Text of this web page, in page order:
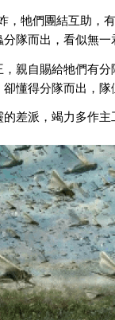
，牠們團結互助，
隊而出，看似無一
親自賜給牠們有
懂得分隊而出，隊
差派，竭力多作主